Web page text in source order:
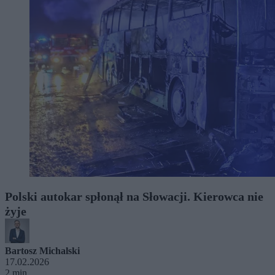
Polski autokar spłonął na Słowacji. Kierowca nie
żyje
Bartosz Michalski
17.02.2026
2 min